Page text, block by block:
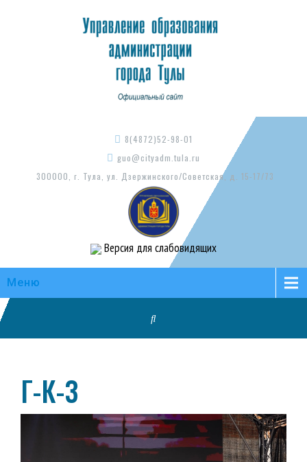
8(4872)52-98-01
guo@cityadm.tula.ru
300000, г. Тула, ул. Дзержинского/Советская, д. 15-17/73
Версия для слабовидящих
Меню
Г-К-3